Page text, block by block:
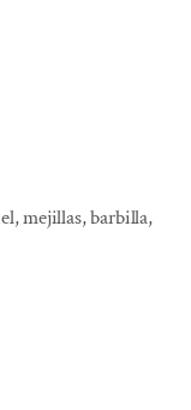
mejillas, barbilla,